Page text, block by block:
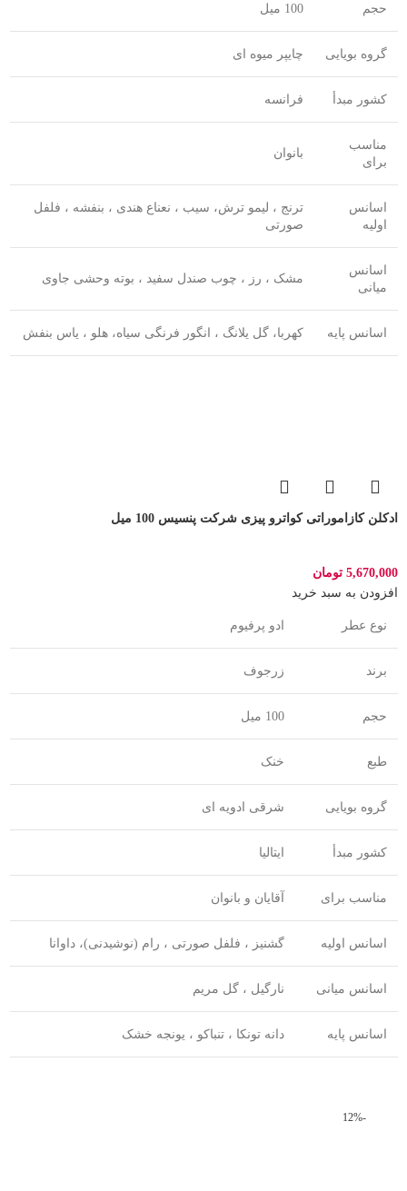
حجم 100 میل
گروه بویایی چایپر میوه ای
کشور مبدأ فرانسه
مناسب
برای
بانوان
اسانس
اولیه
ترنج ، لیمو ترش، سیب ، نعناع هندی ، بنفشه ، فلفل
صورتی
اسانس
میانی
مشک ، رز ، چوب صندل سفید ، بوته وحشی جاوی
اسانس پایه کهربا، گل یلانگ ، انگور فرنگی سیاه، هلو ، یاس بنفش
ادکلن کازاموراتی کواترو پیزی شرکت پنسیس 100 میل
5,670,000 تومان
افزودن به سبد خرید
نوع عطر ادو پرفیوم
برند زرجوف
حجم 100 میل
طبع خنک
گروه بویایی شرقی ادویه ای
کشور مبدأ ایتالیا
مناسب برای آقایان و بانوان
اسانس اولیه گشنیز ، فلفل صورتی ، رام (نوشیدنی)، داوانا
اسانس میانی نارگیل ، گل مریم
اسانس پایه دانه تونکا ، تنباکو ، یونجه خشک
-12%